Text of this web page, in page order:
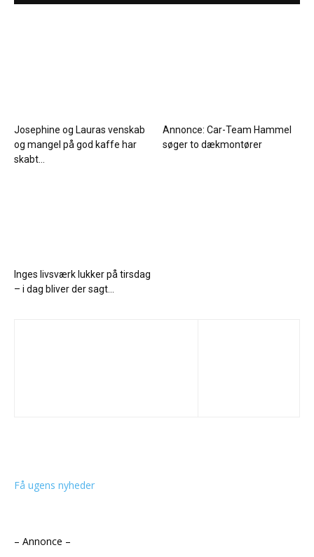
Josephine og Lauras venskab
og mangel på god kaffe har
skabt...
Annonce: Car-Team Hammel
søger to dækmontører
Inges livsværk lukker på tirsdag
– i dag bliver der sagt...
Få ugens nyheder
– Annonce –